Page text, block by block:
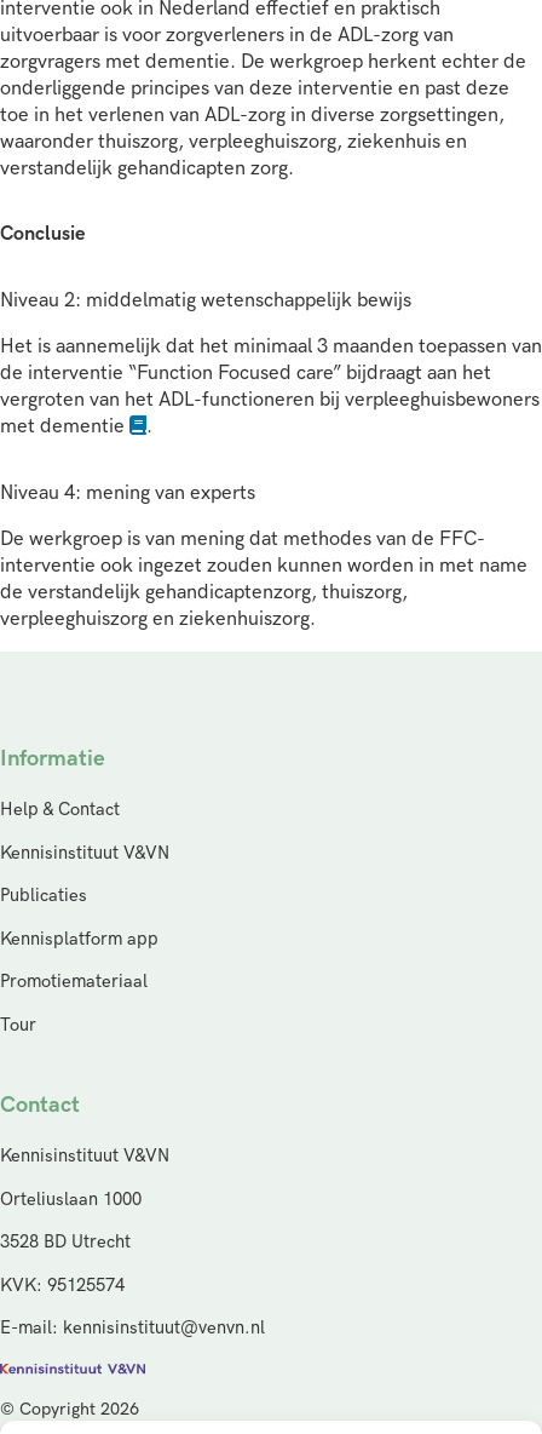
interventie ook in Nederland effectief en praktisch
uitvoerbaar is voor zorgverleners in de ADL-zorg van
zorgvragers met dementie. De werkgroep herkent echter de
onderliggende principes van deze interventie en past deze
toe in het verlenen van ADL-zorg in diverse zorgsettingen,
waaronder thuiszorg, verpleeghuiszorg, ziekenhuis en
verstandelijk gehandicapten zorg.
Conclusie
Niveau 2: middelmatig wetenschappelijk bewijs
Het is aannemelijk dat het minimaal 3 maanden toepassen van
de interventie “Function Focused care” bijdraagt aan het
vergroten van het ADL-functioneren bij verpleeghuisbewoners
met dementie
.
Niveau 4: mening van experts
De werkgroep is van mening dat methodes van de FFC-
interventie ook ingezet zouden kunnen worden in met name
de verstandelijk gehandicaptenzorg, thuiszorg,
verpleeghuiszorg en ziekenhuiszorg.
Informatie
Help & Contact
Kennisinstituut V&VN
Publicaties
Kennisplatform app
Promotiemateriaal
Tour
Contact
Kennisinstituut V&VN
Orteliuslaan 1000
3528 BD Utrecht
KVK: 95125574
E-mail: kennisinstituut@venvn.nl
© Copyright 2026